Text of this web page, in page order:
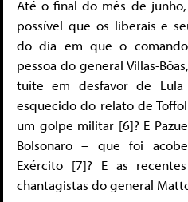
Até o final do mês de
possível que os liberais e
do dia em que o comando
pessoa do general Villas-
tuíte em desfavor de
esquecido do relato de
um golpe militar [6]? E
Bolsonaro – que foi
Exército [7]? E as
chantagistas do general